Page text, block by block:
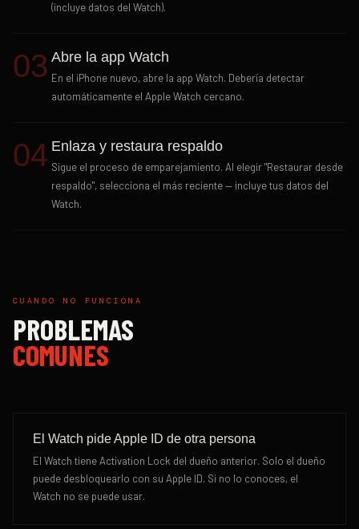
(incluye datos del Watch).
03 Abre la app Watch
En el iPhone nuevo, abre la app Watch. Debería detectar
automáticamente el Apple Watch cercano.
04 Enlaza y restaura respaldo
Sigue el proceso de emparejamiento. Al elegir "Restaurar desde
respaldo", selecciona el más reciente — incluye tus datos del
Watch.
CUANDO NO FUNCIONA
PROBLEMAS
COMUNES
El Watch pide Apple ID de otra persona
El Watch tiene Activation Lock del dueño anterior. Solo el dueño
puede desbloquearlo con su Apple ID. Si no lo conoces, el
Watch no se puede usar.